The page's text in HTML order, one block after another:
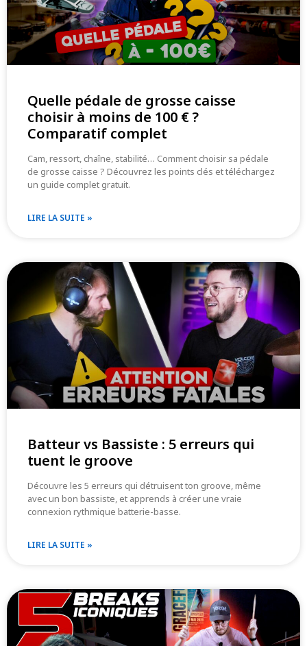
Quelle pédale de grosse caisse
choisir à moins de 100 € ?
Comparatif complet
Cam, ressort, chaîne, stabilité… Comment choisir sa pédale
de grosse caisse ? Découvrez les points clés et téléchargez
un guide complet gratuit.
LIRE LA SUITE »
Batteur vs Bassiste : 5 erreurs qui
tuent le groove
Découvre les 5 erreurs qui détruisent ton groove, même
avec un bon bassiste, et apprends à créer une vraie
connexion rythmique batterie-basse.
LIRE LA SUITE »